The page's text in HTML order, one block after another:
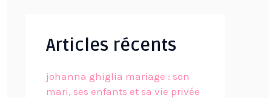
Articles récents
johanna ghiglia mariage : son
mari, ses enfants et sa vie privée